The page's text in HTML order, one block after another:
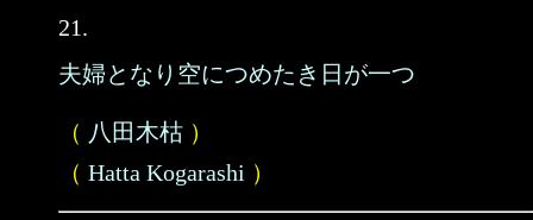
21.
夫婦となり空につめたき日が一つ
（ 八田木枯 ）
（ Hatta Kogarashi ）